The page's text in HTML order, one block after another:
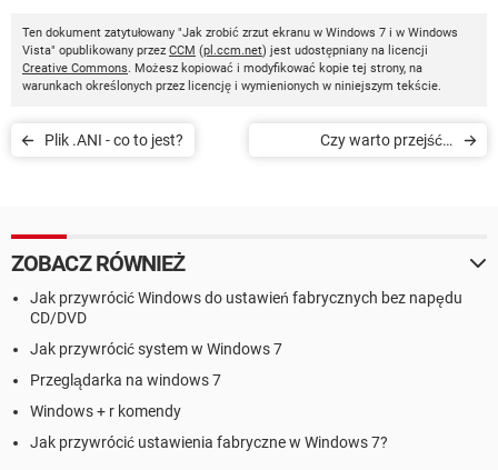
Ten dokument zatytułowany "Jak zrobić zrzut ekranu w Windows 7 i w Windows
Vista" opublikowany przez CCM (pl.ccm.net) jest udostępniany na licencji
Creative Commons. Możesz kopiować i modyfikować kopie tej strony, na
warunkach określonych przez licencję i wymienionych w niniejszym tekście.
Plik .ANI - co to jest?
Czy warto przejść z
ZOBACZ RÓWNIEŻ
Jak przywrócić Windows do ustawień fabrycznych bez napędu
CD/DVD
Jak przywrócić system w Windows 7
Przeglądarka na windows 7
Windows + r komendy
Jak przywrócić ustawienia fabryczne w Windows 7?